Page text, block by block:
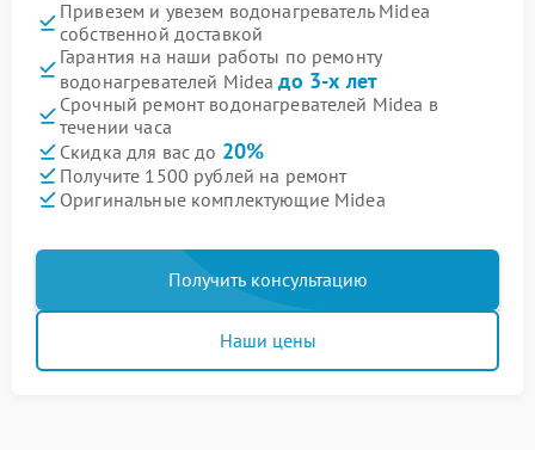
Привезем и увезем водонагреватель Midea
собственной доставкой
Гарантия на наши работы по ремонту
водонагревателей Mideaдо 3-х лет
Срочный ремонт водонагревателей Midea в
течении часа
Скидка для вас до 20%
Получите 1500 рублей на ремонт
Оригинальные комплектующие Midea
Получить консультацию
Наши цены